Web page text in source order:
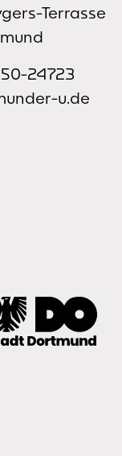
Terrasse
24723
u.de